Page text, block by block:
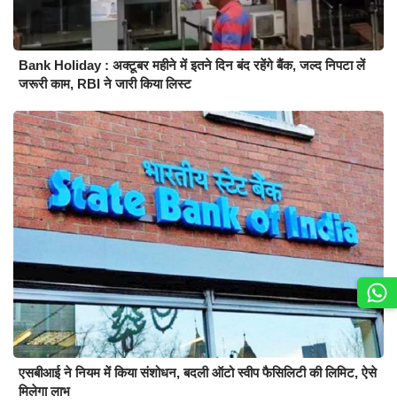
Bank Holiday : अक्टूबर महीने में इतने दिन बंद रहेंगे बैंक, जल्द निपटा लें
जरूरी काम, RBI ने जारी किया लिस्ट
एसबीआई ने नियम में किया संशोधन, बदली ऑटो स्वीप फैसिलिटी की लिमिट, ऐसे
मिलेगा लाभ